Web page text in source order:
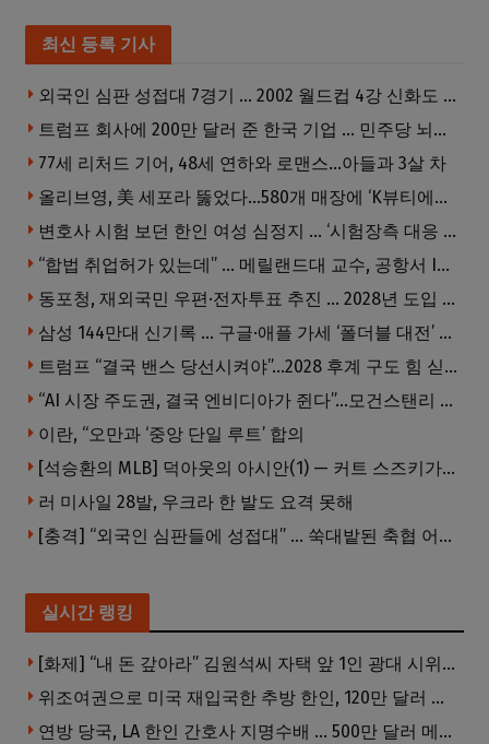
최신 등록 기사
외국인 심판 성접대 7경기 … 2002 월드컵 4강 신화도 흔들
트럼프 회사에 200만 달러 준 한국 기업 … 민주당 뇌물의혹 조사
77세 리처드 기어, 48세 연하와 로맨스…아들과 3살 차
올리브영, 美 세포라 뚫었다…580개 매장에 ‘K뷰티에딧’ 론칭
변호사 시험 보던 한인 여성 심정지 … ‘시험장측 대응 부적절’ 소송
“합법 취업허가 있는데” … 메릴랜드대 교수, 공항서 ICE에 체포, 구금 중
동포청, 재외국민 우편·전자투표 추진 … 2028년 도입 목표
삼성 144만대 신기록 … 구글·애플 가세 ‘폴더블 대전’ 열린다
트럼프 “결국 밴스 당선시켜야”…2028 후계 구도 힘 싣나
“AI 시장 주도권, 결국 엔비디아가 쥔다”…모건스탠리 장담
이란, “오만과 ‘중앙 단일 루트’ 합의
[석승환의 MLB] 덕아웃의 아시안(1) — 커트 스즈키가 우리에게 묻는 것
러 미사일 28발, 우크라 한 발도 요격 못해
[충격] “외국인 심판들에 성접대” … 쑥대밭된 축협 어디까지 추락하나
실시간 랭킹
[화제] “내 돈 갚아라” 김원석씨 자택 앞 1인 광대 시위 … 한인 투자사, “108만 달러 못받아”
위조여권으로 미국 재입국한 추방 한인, 120만 달러 은행 사기 행각
연방 당국, LA 한인 간호사 지명수배 … 500만 달러 메디캐어 사기, 선고 직전 한국 도주